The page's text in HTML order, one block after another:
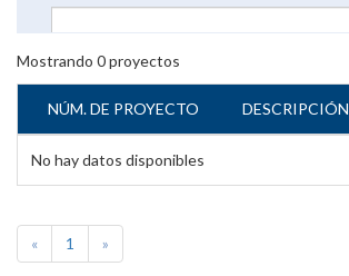
Mostrando 0proyectos
NÚM. DE PROYECTO DESCRIPCIÓN
No hay datos disponibles
« 1 »